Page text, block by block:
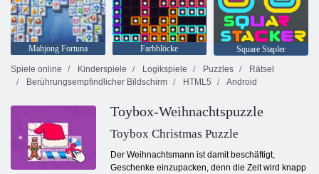
Mahjong Fortuna Farbblöcke
Square Stapler
Spiele online
Kinderspiele Logikspiele Puzzles
Rätsel
Berührungsempfindlicher Bildschirm
HTML5 Android
Toybox-Weihnachtspuzzle
Toybox Christmas Puzzle
Der Weihnachtsmann ist damit beschäftigt,
Geschenke einzupacken, denn die Zeit wird knapp